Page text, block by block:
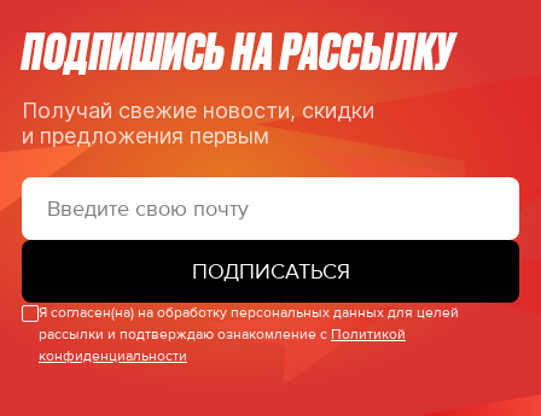
ПОДПИШИСЬ НА РАССЫЛКУ
Получай свежие новости, скидки
и предложения первым
ПОДПИСАТЬСЯ
Я согласен(на) на обработку персональных данных для целей
рассылки и подтверждаю ознакомление с Политикой
конфиденциальности